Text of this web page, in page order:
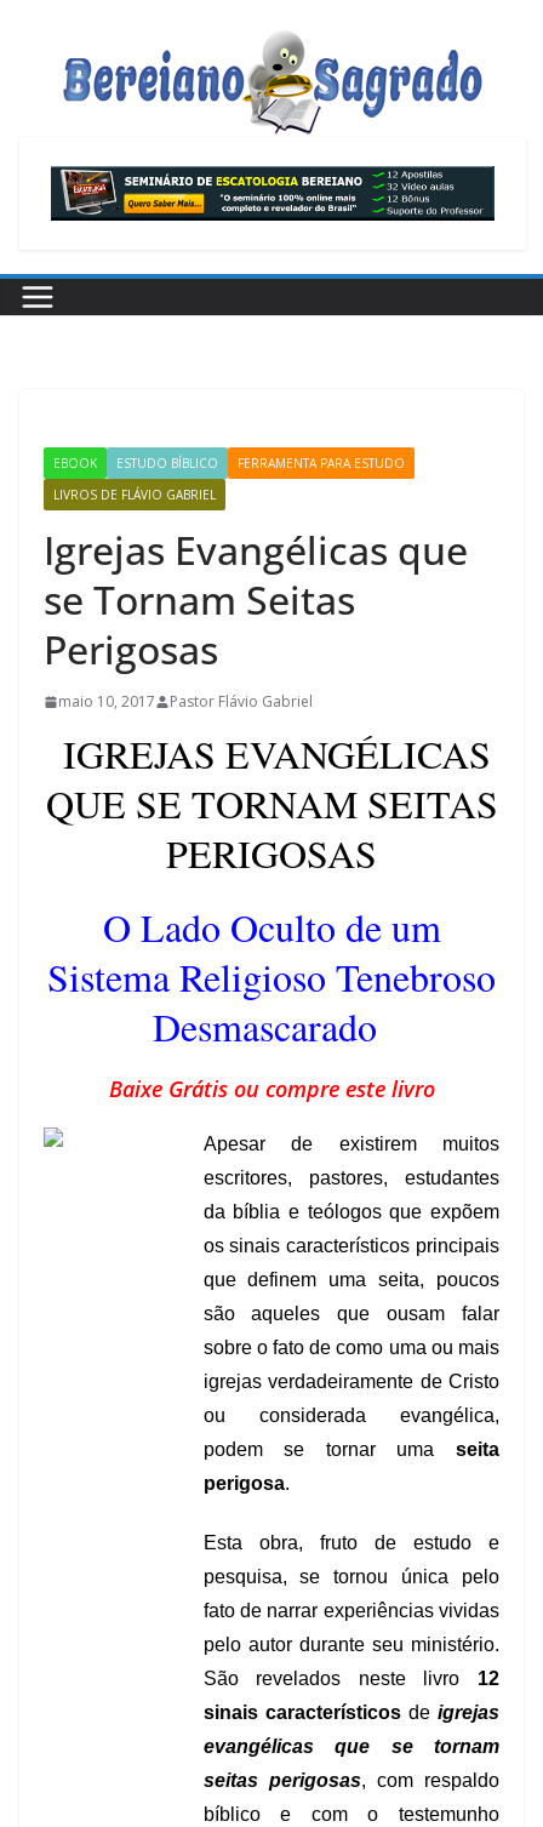
EBOOK ESTUDO BÍBLICO
FERRAMENTA PARA ESTUDO
LIVROS DE FLÁVIO GABRIEL
Igrejas Evangélicas que
se Tornam Seitas
Perigosas
maio 10, 2017 Pastor Flávio Gabriel
IGREJAS EVANGÉLICAS
QUE SE TORNAM SEITAS
PERIGOSAS
O Lado Oculto de um
Sistema Religioso Tenebroso
Desmascarado
Baixe Grátis ou compre este livro
Apesar de existirem muitos
escritores, pastores, estudantes
da bíblia e teólogos que expõem
os sinais característicos principais
que definem uma seita, poucos
são aqueles que ousam falar
sobre o fato de como uma ou mais
igrejas verdadeiramente de Cristo
ou considerada evangélica,
podem se tornar uma seita
perigosa.
Esta obra, fruto de estudo e
pesquisa, se tornou única pelo
fato de narrar experiências vividas
pelo autor durante seu ministério.
São revelados neste livro 12
sinais característicosdeigrejas
evangélicas que se tornam
seitas perigosas, com respaldo
bíblico e com o testemunho